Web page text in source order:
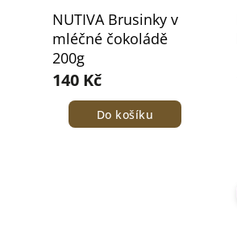
NUTIVA Brusinky v
mléčné čokoládě
200g
140 Kč
Do košíku